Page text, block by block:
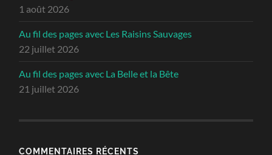
1 août 2026
Au fil des pages avec Les Raisins Sauvages
22 juillet 2026
Au fil des pages avec La Belle et la Bête
21 juillet 2026
COMMENTAIRES RÉCENTS